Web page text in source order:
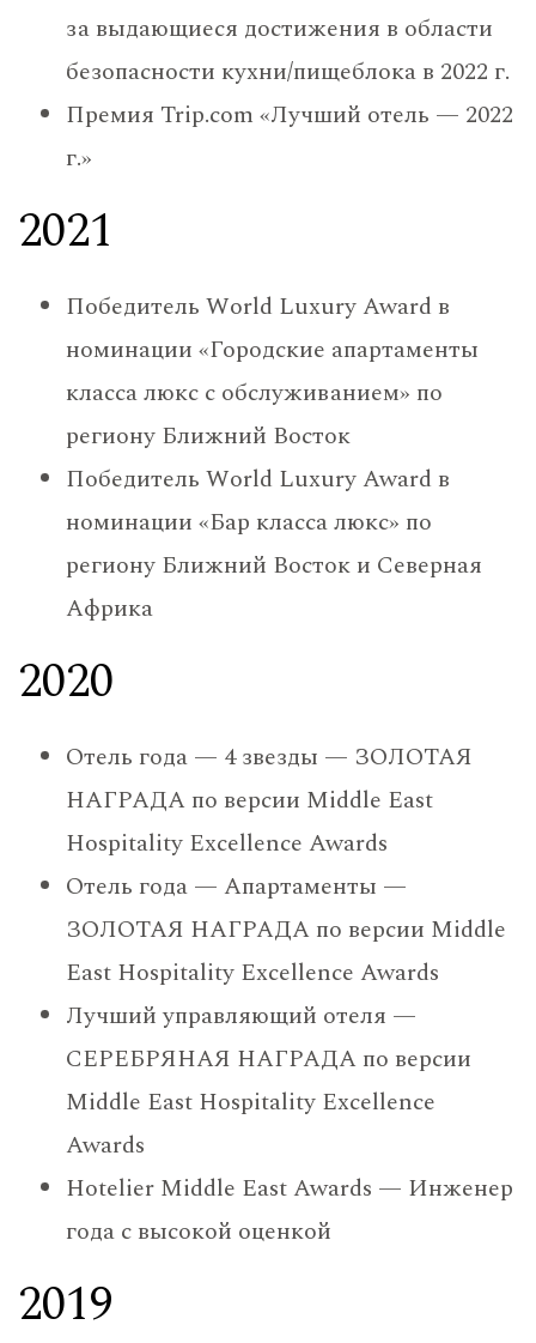
за выдающиеся достижения в области
безопасности кухни/пищеблока в 2022 г.
Премия Trip.com «Лучший отель — 2022
г.»
2021
Победитель World Luxury Award в
номинации «Городские апартаменты
класса люкс с обслуживанием» по
региону Ближний Восток
Победитель World Luxury Award в
номинации «Бар класса люкс» по
региону Ближний Восток и Северная
Африка
2020
Отель года — 4 звезды — ЗОЛОТАЯ
НАГРАДА по версии Middle East
Hospitality Excellence Awards
Отель года — Апартаменты —
ЗОЛОТАЯ НАГРАДА по версии Middle
East Hospitality Excellence Awards
Лучший управляющий отеля —
СЕРЕБРЯНАЯ НАГРАДА по версии
Middle East Hospitality Excellence
Awards
Hotelier Middle East Awards — Инженер
года с высокой оценкой
2019